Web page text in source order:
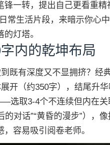
锋一转，提出自己更看重
常生活片段，来暗示你心
灯塔。
内的乾坤布局
既有深度又不显拥挤？经
开（约350字），结尾升
选取3-4个不连续但内在
的对话”“黄昏的漫步”），
容易吸引阅卷老师。